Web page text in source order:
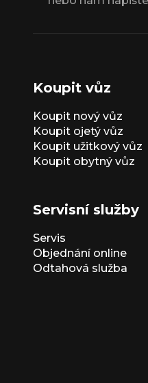
Koupit vůz
Koupit nový vůz
Koupit ojetý vůz
Koupit užitkový vůz
Koupit obytný vůz
Servisní služby
Servis
Objednání online
Odtahová služba